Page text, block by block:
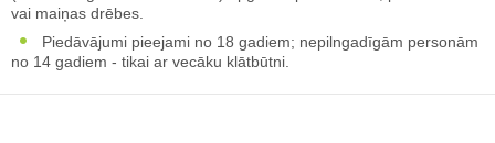
vai maiņas drēbes.
Piedāvājumi pieejami no 18 gadiem; nepilngadīgām personām
no 14 gadiem - tikai ar vecāku klātbūtni.